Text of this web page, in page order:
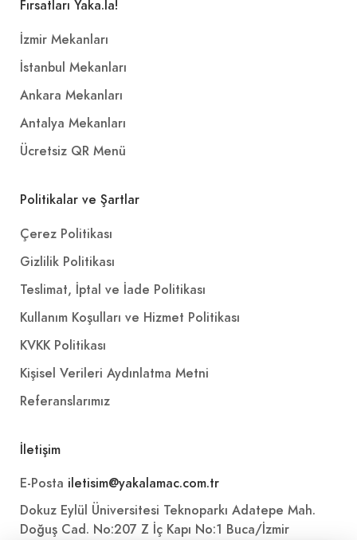
Fırsatları Yaka.la!
İzmir Mekanları
İstanbul Mekanları
Ankara Mekanları
Antalya Mekanları
Ücretsiz QR Menü
Politikalar ve Şartlar
Çerez Politikası
Gizlilik Politikası
Teslimat, İptal ve İade Politikası
Kullanım Koşulları ve Hizmet Politikası
KVKK Politikası
Kişisel Verileri Aydınlatma Metni
Referanslarımız
İletişim
E-Posta iletisim@yakalamac.com.tr
Dokuz Eylül Üniversitesi Teknoparkı Adatepe Mah.
Doğuş Cad. No:207 Z İç Kapı No:1 Buca/İzmir